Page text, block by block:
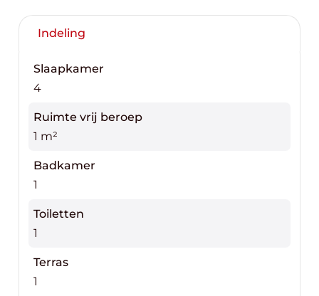
Indeling
Slaapkamer
4
Ruimte vrij beroep
1 m²
Badkamer
1
Toiletten
1
Terras
1